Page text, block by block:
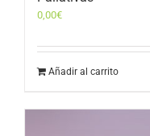
0,00€
Añadir al carrito